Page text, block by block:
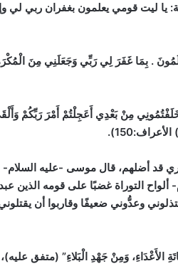
يا ليت قومي يعلمون بغفران ربي لي
. بِمَا غَفَرَ لِي رَبِّي وَجَعَلَنِي مِنَ
مِنْ بَعْدِي أَعَجِلْتُمْ أَمْرَ رَبِّكُمْ
الأعراف:150) .
قد أضلهم، قال موسى -عليه السلام-
التوراة غضبًا على قومه الذين
وعدُّوني ضعيفًا وقاربوا أن
وَمِنْ جَهْدِ الْبَلاءِ” (متفق عليه)